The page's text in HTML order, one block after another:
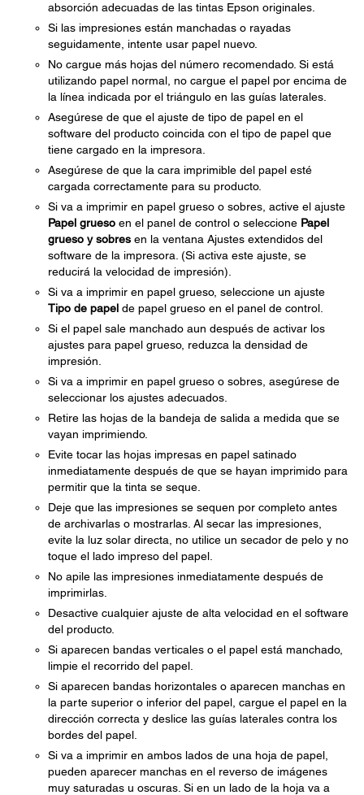
absorción adecuadas de las tintas Epson originales.
Si las impresiones están manchadas o rayadas
seguidamente, intente usar papel nuevo.
No cargue más hojas del número recomendado. Si está
utilizando papel normal, no cargue el papel por encima de
la línea indicada por el triángulo en las guías laterales.
Asegúrese de que el ajuste de tipo de papel en el
software del producto coincida con el tipo de papel que
tiene cargado en la impresora.
Asegúrese de que la cara imprimible del papel esté
cargada correctamente para su producto.
Si va a imprimir en papel grueso o sobres, active el ajuste
Papel grueso en el panel de control o seleccione Papel
grueso y sobres en la ventana Ajustes extendidos del
software de la impresora. (Si activa este ajuste, se
reducirá la velocidad de impresión).
Si va a imprimir en papel grueso, seleccione un ajuste
Tipo de papel de papel grueso en el panel de control.
Si el papel sale manchado aun después de activar los
ajustes para papel grueso, reduzca la densidad de
impresión.
Si va a imprimir en papel grueso o sobres, asegúrese de
seleccionar los ajustes adecuados.
Retire las hojas de la bandeja de salida a medida que se
vayan imprimiendo.
Evite tocar las hojas impresas en papel satinado
inmediatamente después de que se hayan imprimido para
permitir que la tinta se seque.
Deje que las impresiones se sequen por completo antes
de archivarlas o mostrarlas. Al secar las impresiones,
evite la luz solar directa, no utilice un secador de pelo y no
toque el lado impreso del papel.
No apile las impresiones inmediatamente después de
imprimirlas.
Desactive cualquier ajuste de alta velocidad en el software
del producto.
Si aparecen bandas verticales o el papel está manchado,
limpie el recorrido del papel.
Si aparecen bandas horizontales o aparecen manchas en
la parte superior o inferior del papel, cargue el papel en la
dirección correcta y deslice las guías laterales contra los
bordes del papel.
Si va a imprimir en ambos lados de una hoja de papel,
pueden aparecer manchas en el reverso de imágenes
muy saturadas u oscuras. Si en un lado de la hoja va a